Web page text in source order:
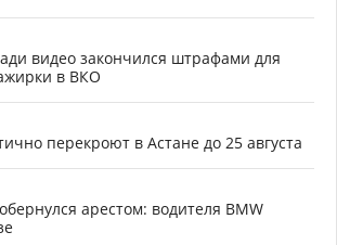
видео закончился штрафами для
в ВКО
перекроют в Астане до 25 августа
арестом: водителя BMW